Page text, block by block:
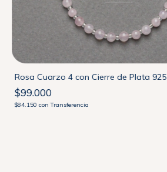
Rosa Cuarzo 4 con Cierre de Plata 925
$99.000
$84.150con Transferencia